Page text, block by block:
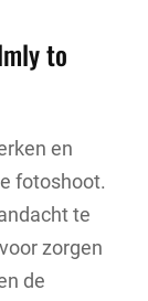
to
en
fotoshoot.
te
zorgen
de